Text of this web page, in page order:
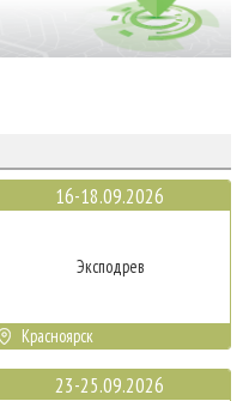
16-18.09.2026
Эксподрев
Красноярск
23-25.09.2026